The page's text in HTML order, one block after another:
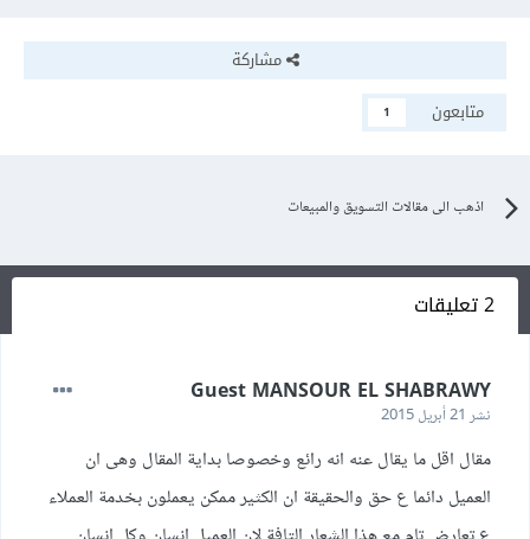
مشاركة
متابعون
1
اذهب الى مقالات التسويق والمبيعات
2 تعليقات
Guest MANSOUR EL SHABRAWY
نشر 21 أبريل 2015
مقال اقل ما يقال عنه انه رائع وخصوصا بداية المقال وهى ان
العميل دائما ع حق والحقيقة ان الكثير ممكن يعملون بخدمة العملاء